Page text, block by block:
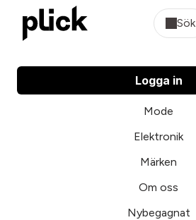
Sök
Logga in
Mode
Elektronik
Märken
Om oss
Nybegagnat